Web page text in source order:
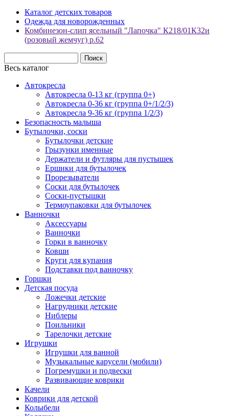
Каталог детских товаров
Одежда для новорожденных
Комбинезон-слип ясельный "Лапочка" К218/01К32и
(розовый жемчуг) р.62
Весь каталог
Автокресла
Автокресла 0-13 кг (группа 0+)
Автокресла 0-36 кг (группа 0+/1/2/3)
Автокресла 9-36 кг (группа 1/2/3)
Безопасность малыша
Бутылочки, соски
Бутылочки детские
Грызунки именные
Держатели и футляры для пустышек
Ершики для бутылочек
Прорезыватели
Соски для бутылочек
Соски-пустышки
Термоупаковки для бутылочек
Ванночки
Аксессуары
Ванночки
Горки в ванночку
Ковши
Круги для купания
Подставки под ванночку
Горшки
Детская посуда
Ложечки детские
Нагрудники детские
Ниблеры
Поильники
Тарелочки детские
Игрушки
Игрушки для ванной
Музыкальные карусели (мобили)
Погремушки и подвески
Развивающие коврики
Качели
Коврики для детской
Колыбели